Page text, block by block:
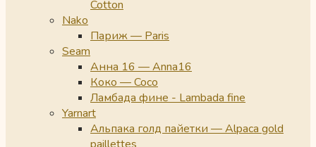
Cotton
Nako
Париж — Paris
Seam
Анна 16 — Anna16
Коко — Coco
Ламбада фине - Lambada fine
Yarnart
Альпака голд пайетки — Alpaca gold